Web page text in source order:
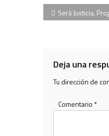
Será Justicia, Programa 22/12/2014, Héctor Alonso,
Deja una
Tu dirección de
Comentario *